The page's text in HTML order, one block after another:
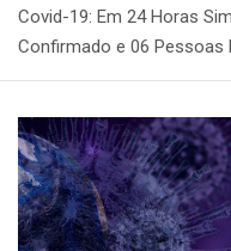
Covid-19: Em 24 Horas
Confirmado e 06 Pessoas